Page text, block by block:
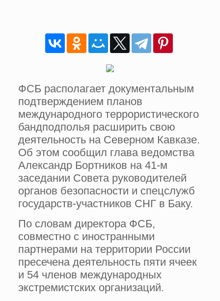
ФСБ располагает документальным
подтверждением планов
международного террористического
бандподполья расширить свою
деятельность на Северном Кавказе.
Об этом сообщил глава ведомства
Александр Бортников на 41-м
заседании Совета руководителей
органов безопасности и спецслужб
государств-участников СНГ в Баку.
По словам директора ФСБ,
совместно с иностранными
партнерами на территории России
пресечена деятельность пяти ячеек
и 54 членов международных
экстремистских организаций.